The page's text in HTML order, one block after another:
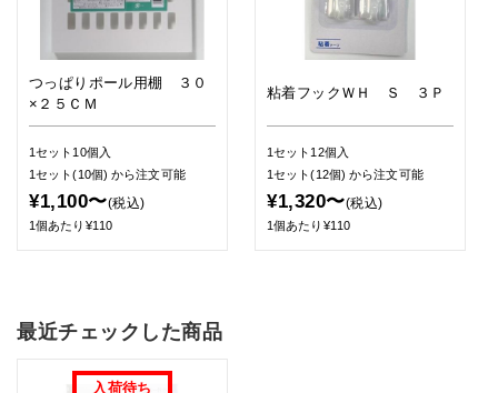
つっぱりポール用棚 ３０
×２５ＣＭ
1セット10個入
1セット(10個)から注文可能
¥1,100〜(税込)
1個あたり¥110
粘着フックＷＨ Ｓ ３Ｐ
1セット12個入
1セット(12個)から注文可能
¥1,320〜(税込)
1個あたり¥110
最近チェックした商品